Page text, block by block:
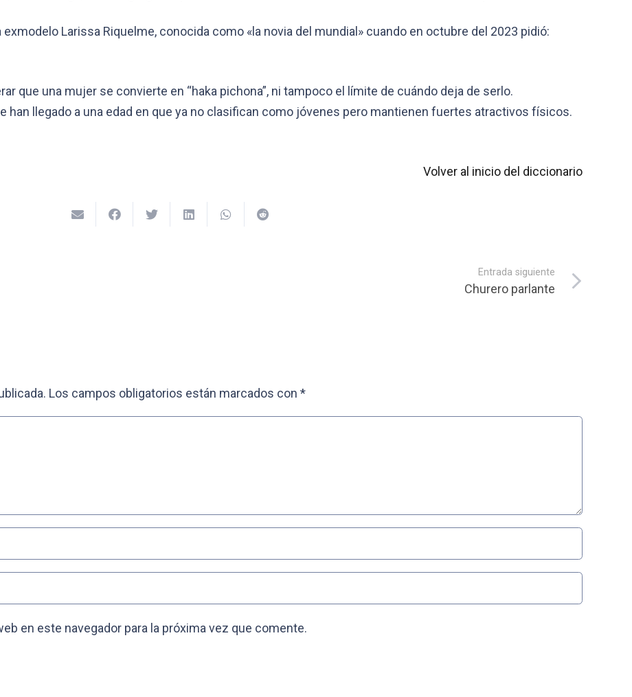
Larissa Riquelme, conocida como «la novia del mundial» cuando en octubre del 2023 pidió:
que una mujer se convierte en “haka pichona”, ni tampoco el límite de cuándo deja de serlo.
han llegado a una edad en que ya no clasifican como jóvenes pero mantienen fuertes atractivos físicos.
Volver al inicio del diccionario
Entrada siguiente
Churero parlante
Los campos obligatorios están marcados con *
en este navegador para la próxima vez que comente.